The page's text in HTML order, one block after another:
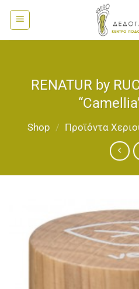
Μετάβαση
στο
περιεχόμενο
RENATUR by
Shop / Προϊόντα